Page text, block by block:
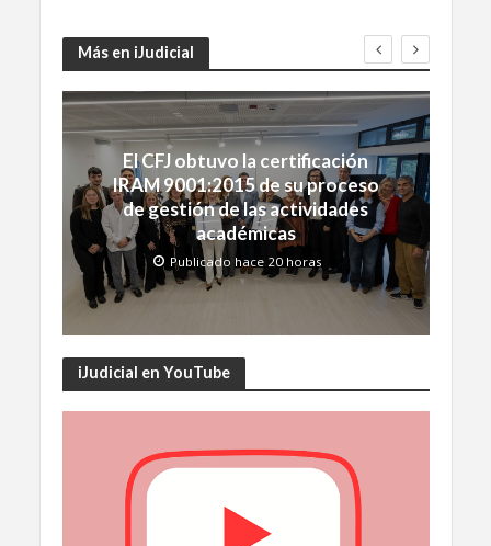
Más en iJudicial
El CFJ obtuvo la certificación
IRAM 9001:2015 de su proceso
de gestión de las actividades
académicas
Publicado hace 20 horas
iJudicial en YouTube